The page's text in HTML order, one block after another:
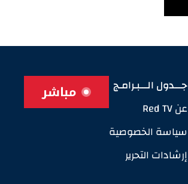
جـــدول الـــبـرامـج
عن Red TV
سياسة الخصوصية
إرشادات التحرير
مباشر